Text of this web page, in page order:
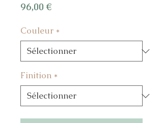
96,00 €Prix
Couleur *
Finition *